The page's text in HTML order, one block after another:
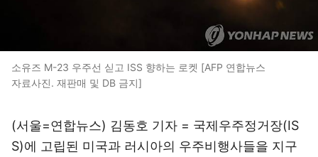
소유즈 M-23 우주선 싣고 ISS 향하는 로켓 [AFP 연합뉴스
자료사진. 재판매 및 DB 금지]
(서울=연합뉴스) 김동호 기자 = 국제우주정거장(IS
S)에 고립된 미국과 러시아의 우주비행사들을 지구